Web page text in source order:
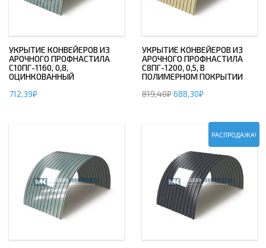
УКРЫТИЕ КОНВЕЙЕРОВ ИЗ
АРОЧНОГО ПРОФНАСТИЛА
С10ПГ-1160, 0,8,
ОЦИНКОВАННЫЙ
712,39₽
УКРЫТИЕ КОНВЕЙЕРОВ ИЗ
АРОЧНОГО ПРОФНАСТИЛА
С8ПГ-1200, 0,5, В
ПОЛИМЕРНОМ ПОКРЫТИИ
819,40₽688,30₽
РАСПРОДАЖА!